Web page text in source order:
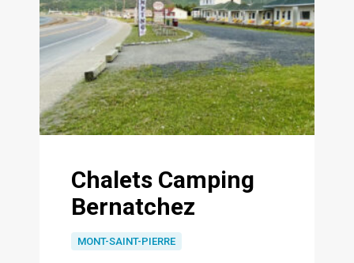
Chalets Camping
Bernatchez
MONT-SAINT-PIERRE